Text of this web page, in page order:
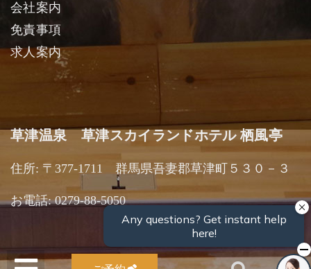
会社案内
免責事項
求人案内
草津温泉 草津スカイランドホテル 栖風亭
住所: 〒377-1711 群馬県吾妻郡草津町５３０－３
お電話: 0279-88-5050